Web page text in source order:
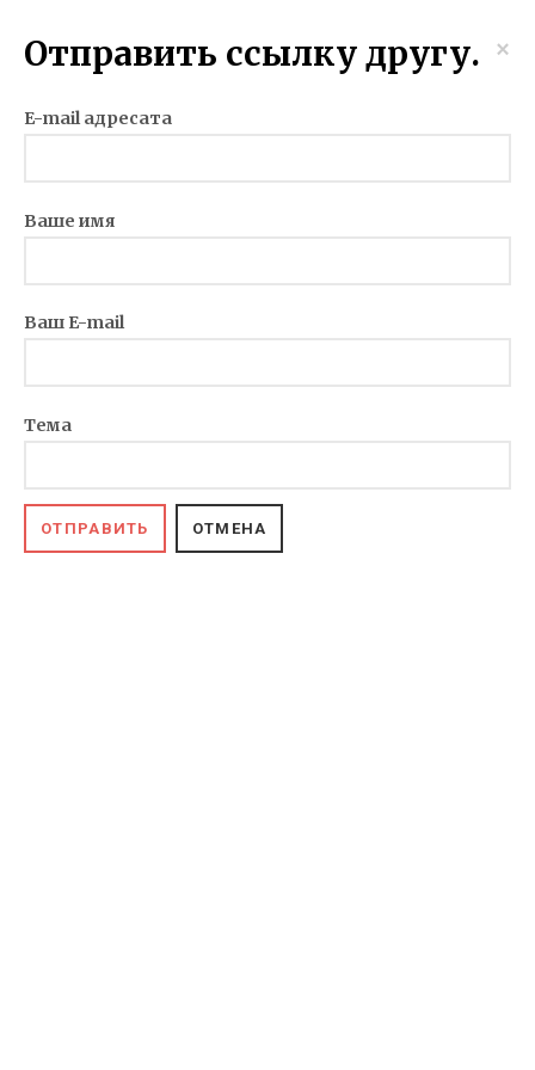
Отправить ссылку другу. ×
E-mail адресата
Ваше имя
Ваш E-mail
Тема
ОТПРАВИТЬ ОТМЕНА